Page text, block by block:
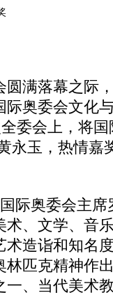
满落幕之际
奥委会文化
委会上，将国
永玉，热情嘉
际奥委会主席
、文学、音
造诣和知名
匹克精神作
、当代美术